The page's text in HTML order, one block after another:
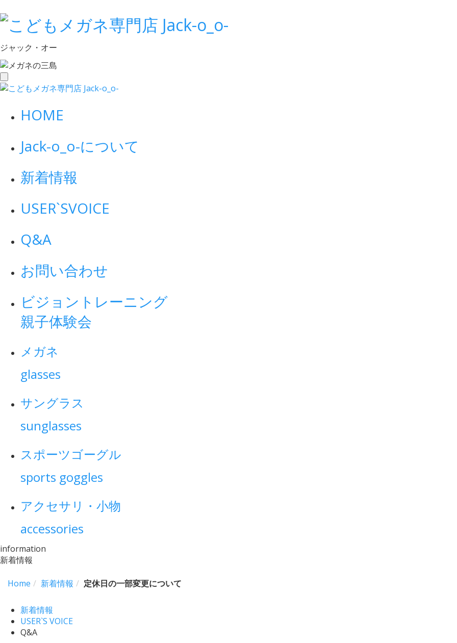
ジャック・オー
toggle
navigation
HOME
Jack-o_o-について
新着情報
USER`SVOICE
Q&A
お問い合わせ
ビジョントレーニング
親子体験会
メガネ
glasses
サングラス
sunglasses
スポーツゴーグル
sports goggles
アクセサリ・小物
accessories
information
新着情報
Home 新着情報 定休日の一部変更について
新着情報
USER`S VOICE
Q&A